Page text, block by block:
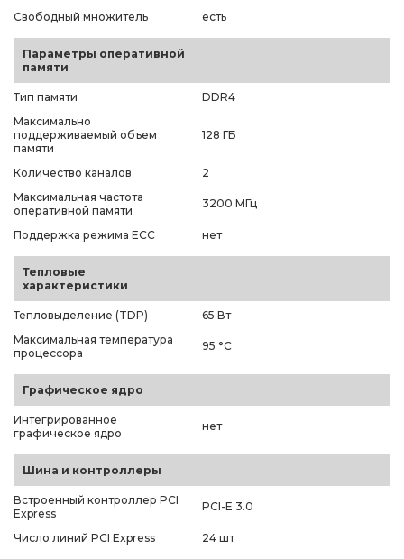
Свободный множитель есть
Параметры оперативной
памяти
Тип памяти
DDR4
Максимально
поддерживаемый объем
памяти
128 ГБ
Количество каналов
2
Максимальная частота
оперативной памяти
3200 МГц
Поддержка режима ECC нет
Тепловые
характеристики
Тепловыделение (TDP)
65 Вт
Максимальная температура
процессора
95 °C
Графическое ядро
Интегрированное
графическое ядро
нет
Шина и контроллеры
Встроенный контроллер PCI
Express
PCI-E 3.0
Число линий PCI Express 24 шт